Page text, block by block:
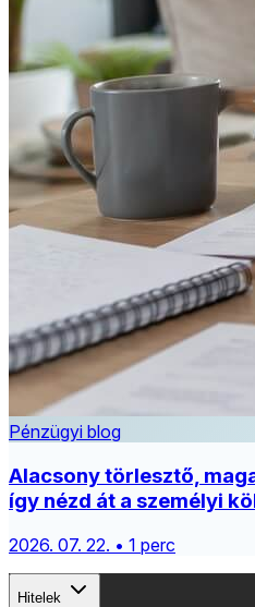
Pénzügyi blog
Alacsony törlesztő,
így nézd át a személyi
2026. 07. 22. • 1 perc
Hitelek